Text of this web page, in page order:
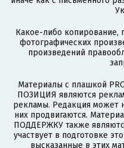
Какое-либо копирование,
фотографических
произведений
Материалы с плашкой
ПОЗИЦИЯ являются
рекламы. Редакция может
них продвигаются.
ПОДДЕРЖКУ также
участвует в подготовке
высказанные в этих